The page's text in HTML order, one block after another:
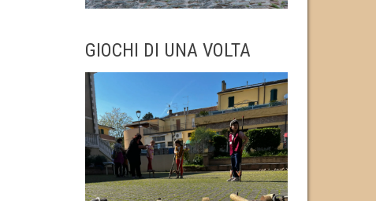
GIOCHI DI UNA VOLTA